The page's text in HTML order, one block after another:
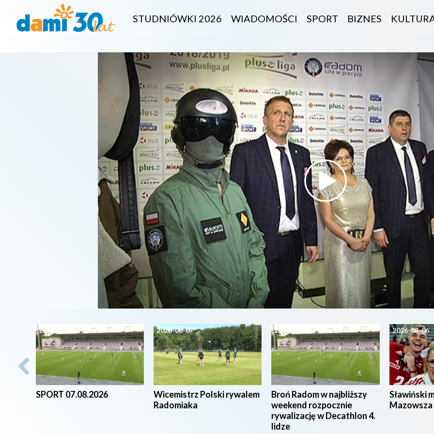
STUDNIÓWKI 2026 WIADOMOŚCI SPORT BIZNES
2026-08-07
SPORT 07.08.2026
2026-08-07
Wicemistrz Polski rywalem
Radomiaka
2026-08-07
Broń Radom w najbliższy
weekend rozpocznie
rywalizację w Decathlon 4.
lidze
2026-08-06
Sławiński
Mazowsza